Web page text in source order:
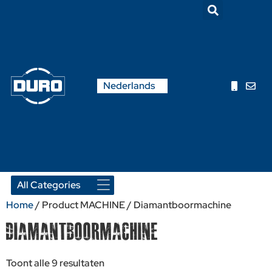
Nederlands
Français
Home/ Product MACHINE / Diamantboormachine
Diamantboormachine
Toont alle 9 resultaten